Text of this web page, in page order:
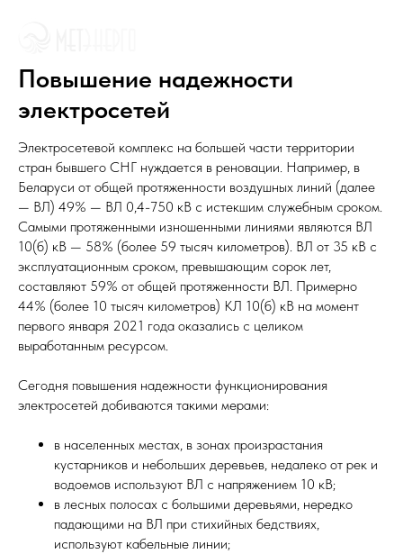
Повышение надежности
электросетей
Электросетевой комплекс на большей части территории
стран бывшего СНГ нуждается в реновации. Например, в
Беларуси от общей протяженности воздушных линий (далее
— ВЛ) 49% — ВЛ 0,4-750 кВ с истекшим служебным сроком.
Самыми протяженными изношенными линиями являются ВЛ
10(б) кВ — 58% (более 59 тысяч километров). ВЛ от 35 кВ с
эксплуатационным сроком, превышающим сорок лет,
составляют 59% от общей протяженности ВЛ. Примерно
44% (более 10 тысяч километров) КЛ 10(б) кВ на момент
первого января 2021 года оказались с целиком
выработанным ресурсом.
Сегодня повышения надежности функционирования
электросетей добиваются такими мерами:
в населенных местах, в зонах произрастания
кустарников и небольших деревьев, недалеко от рек и
водоемов используют ВЛ с напряжением 10 кВ;
в лесных полосах с большими деревьями, нередко
падающими на ВЛ при стихийных бедствиях,
используют кабельные линии;